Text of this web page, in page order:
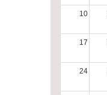
10
17
24